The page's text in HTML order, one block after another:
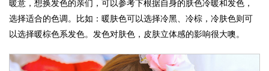
暖意，想换发色的亲们，可以参考下根据自身的肤色冷暖和发色，
选择适合的色调。比如：暖肤色可以选择冷黑、冷棕，冷肤色则可
以选择暖棕色系发色。发色对肤色，皮肤立体感的影响很大噢。